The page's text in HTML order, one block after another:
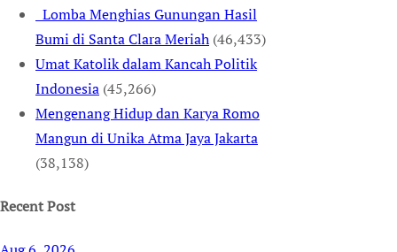
Lomba Menghias Gunungan Hasil
Bumi di Santa Clara Meriah (46,433)
Umat Katolik dalam Kancah Politik
Indonesia (45,266)
Mengenang Hidup dan Karya Romo
Mangun di Unika Atma Jaya Jakarta
(38,138)
Recent Post